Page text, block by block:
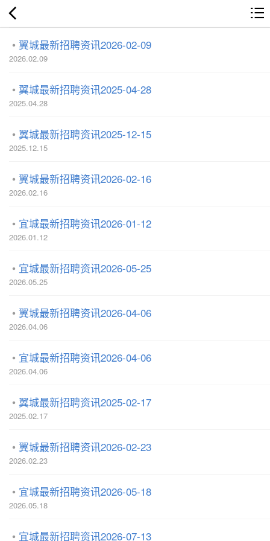
翼城最新招聘资讯2026-02-09
2026.02.09
翼城最新招聘资讯2025-04-28
2025.04.28
翼城最新招聘资讯2025-12-15
2025.12.15
翼城最新招聘资讯2026-02-16
2026.02.16
宜城最新招聘资讯2026-01-12
2026.01.12
宜城最新招聘资讯2026-05-25
2026.05.25
翼城最新招聘资讯2026-04-06
2026.04.06
宜城最新招聘资讯2026-04-06
2026.04.06
翼城最新招聘资讯2025-02-17
2025.02.17
翼城最新招聘资讯2026-02-23
2026.02.23
宜城最新招聘资讯2026-05-18
2026.05.18
宜城最新招聘资讯2026-07-13